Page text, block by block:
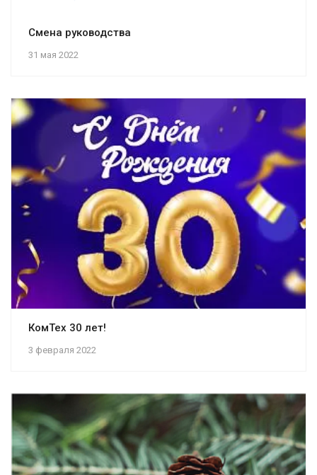
31 мая 2022
Смена руководства
3 февраля 2022
КомТех 30 лет!